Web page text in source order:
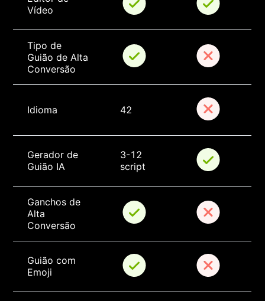
Vídeo
Tipo de
Guião de Alta
Conversão
Idioma 42
Gerador de
Guião IA
3-12
script
Ganchos de
Alta
Conversão
Guião com
Emoji